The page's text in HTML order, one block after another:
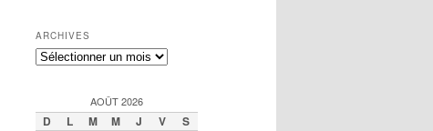
ARCHIVES
Archives
AOÛT 2026
D L M M J V S